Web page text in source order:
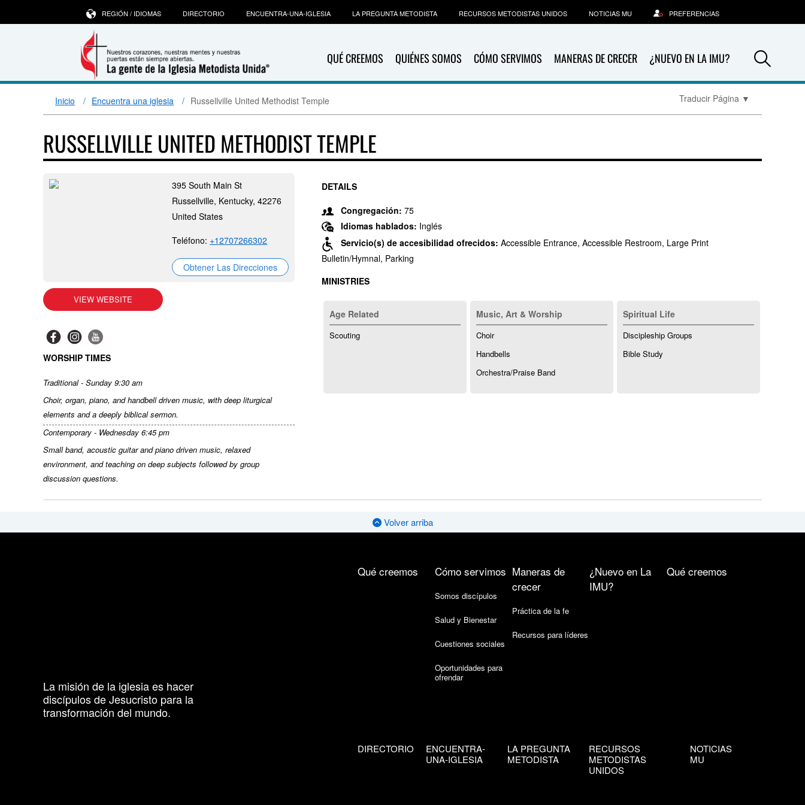
QUÉ CREEMOS QUIÉNES SOMOS CÓMO SERVIMOS MANERAS DE CRECER ¿NUEVO EN LA IMU?
REGIÓN / IDIOMAS DIRECTORIO ENCUENTRA-UNA-IGLESIA LA PREGUNTA METODISTA RECURSOS METODISTAS UNIDOS NOTICIAS MU PREFERENCIAS
Inicio Encuentra una iglesia Russellville United Methodist Temple Traducir Página ▼
RUSSELLVILLE UNITED METHODIST TEMPLE
395 South Main St
Russellville, Kentucky, 42276
United States
Teléfono: +12707266302
Obtener Las Direcciones
VIEW WEBSITE
WORSHIP TIMES
Traditional - Sunday 9:30 am
Choir, organ, piano, and handbell driven music, with deep liturgical
elements and a deeply biblical sermon.
Contemporary - Wednesday 6:45 pm
Small band, acoustic guitar and piano driven music, relaxed
environment, and teaching on deep subjects followed by group
discussion questions.
DETAILS
Congregación: 75
Idiomas hablados: Inglés
Servicio(s) de accesibilidad ofrecidos: Accessible Entrance, Accessible Restroom, Large Print
Bulletin/Hymnal, Parking
MINISTRIES
Age Related
Scouting
Music, Art & Worship
Choir
Handbells
Orchestra/Praise Band
Spiritual Life
Discipleship Groups
Bible Study
Volver arriba
La misión de la iglesia es hacer
discípulos de Jesucristo para la
transformación del mundo.
Qué creemos Cómo servimos
Somos discípulos
Salud y Bienestar
Cuestiones sociales
Oportunidades para
ofrendar
Maneras de
crecer
Práctica de la fe
Recursos para líderes
¿Nuevo en La
IMU?
Qué creemos
DIRECTORIO
ENCUENTRA-
UNA-IGLESIA
LA PREGUNTA
METODISTA
RECURSOS
METODISTAS
UNIDOS
NOTICIAS
MU